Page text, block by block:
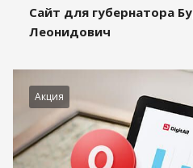
Сайт для губернатора
Леонидович
Акция